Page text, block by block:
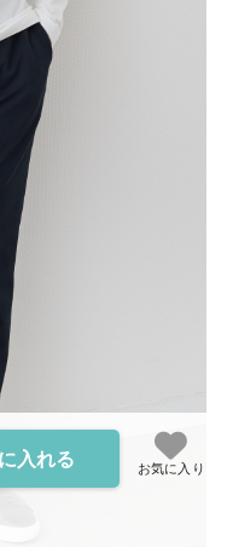
入れる お気に入り